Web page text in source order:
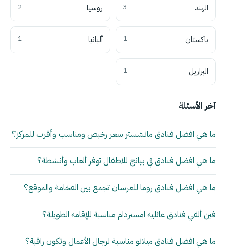
الهند 3 روسيا 2
باكستان 1 ألبانيا 1
البرازيل 1
آخر الأسئلة
ما هي افضل فنادق مانشستر سعر رخيص ومناسب وأقرب للمركز؟
ما هي افضل فنادق في بيانج للاطفال توفر ألعاب وأنشطة؟
ما هي افضل فنادق روما للعرسان تجمع بين الفخامة والموقع؟
فين ألقي فنادق عائلية امستردام مناسبة للإقامة الطويلة؟
ما هي افضل فنادق ميلانو مناسبة لرجال الأعمال وتكون راقية؟